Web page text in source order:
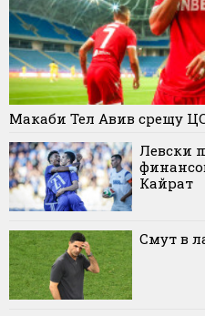
Макаби Тел Авив срещу
Левски
Кайрат
Смут в